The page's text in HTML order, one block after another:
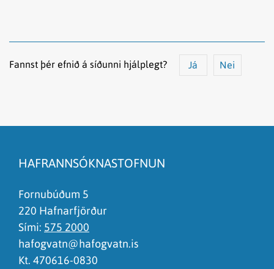
Fannst þér efnið á síðunni hjálplegt? Já Nei
Það er of mikið efni á síðunni
Ég skil ekki efnið, finnst það of flókið
HAFRANNSÓKNASTOFNUN
Fornubúðum 5
220 Hafnarfjörður
Sími: 575 2000
hafogvatn@hafogvatn.is
Kt. 470616-0830